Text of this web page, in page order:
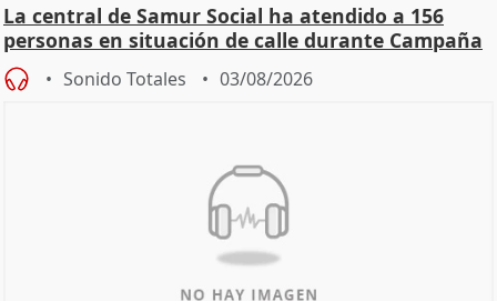
La central de Samur Social ha atendido a 156
personas en situación de calle durante Campaña
de Calor
Sonido Totales 03/08/2026